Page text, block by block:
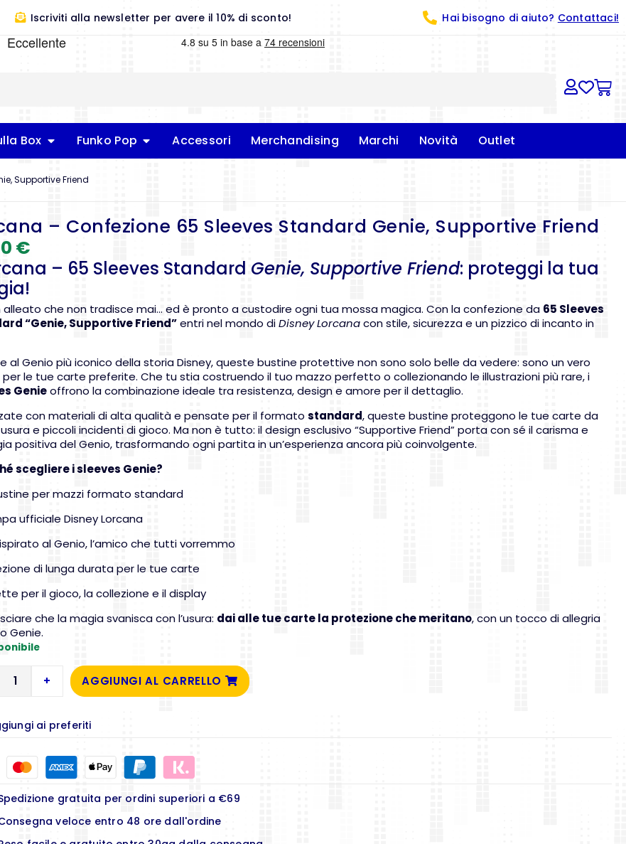
Iscriviti alla newsletter per avere il 10% di sconto! Hai bisogno di aiuto? Contattaci!
Box Funko Pop Accessori Merchandising Marchi Novità Outlet
Supportive Friend
– Confezione 65 Sleeves Standard Genie, Supportive Friend
€
– 65 Sleeves Standard Genie, Supportive Friend: proteggi la tua
alleato che non tradisce mai… ed è pronto a custodire ogni tua mossa magica. Con la confezione da 65 Sleeves
“Genie, Supportive Friend”entri nel mondo diDisney Lorcanacon stile, sicurezza e un pizzico di incanto in
al Genio più iconico della storia Disney, queste bustine protettive non sono solo belle da vedere: sono un vero
le tue carte preferite. Che tu stia costruendo il tuo mazzo perfetto o collezionando le illustrazioni più rare, i
Genieoffrono la combinazione ideale tra resistenza, design e amore per il dettaglio.
con materiali di alta qualità e pensate per il formatostandard, queste bustine proteggono le tue carte da
e piccoli incidenti di gioco. Ma non è tutto: il design esclusivo “Supportive Friend” porta con sé il carisma e
positiva del Genio, trasformando ogni partita in un’esperienza ancora più coinvolgente.
scegliere i sleeves Genie?
per mazzi formato standard
ufficiale Disney Lorcana
al Genio, l’amico che tutti vorremmo
di lunga durata per le tue carte
per il gioco, la collezione e il display
che la magia svanisca con l’usura: dai alle tue carte la protezione che meritano, con un tocco di allegria
Genie.
+ AGGIUNGI AL CARRELLO
ai preferiti
gratuita per ordini superiori a €69
veloce entro 48 ore dall'ordine